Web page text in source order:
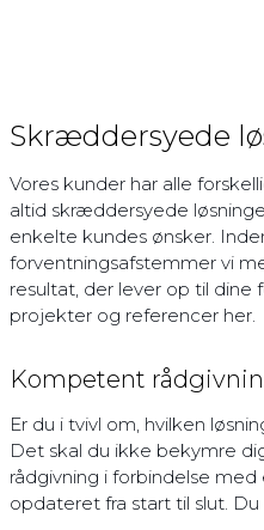
Skræddersyede
Vores kunder har alle
altid skræddersyede
enkelte kundes ønsker.
forventningsafstemmer vi
resultat, der lever op til dine
projekter og referencer her.
Kompetent
Er du i tvivl om, hvilken
Det skal du ikke bekymre
rådgivning i forbindelse
opdateret fra start til slut.